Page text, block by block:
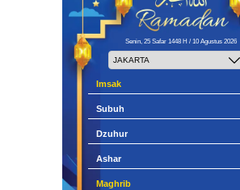
Senin, 25 Safar 1448 H / 10 Agustus 2026
Imsak
Subuh
Dzuhur
Ashar
Maghrib